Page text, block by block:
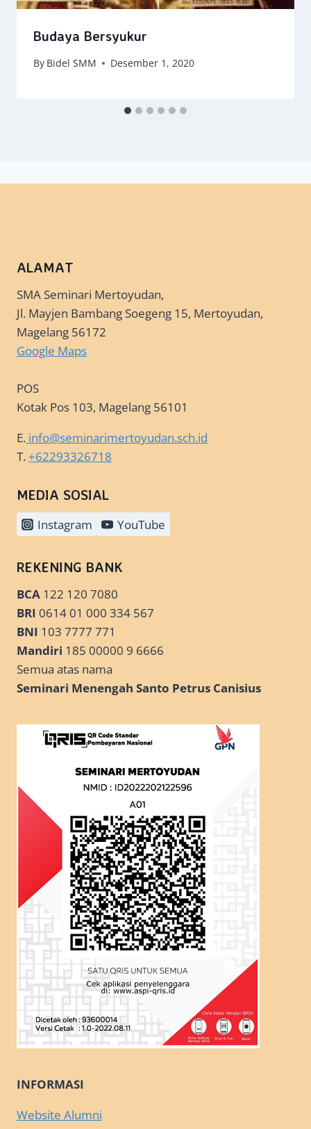
Budaya Bersyukur
By Bidel SMM Desember 1, 2020
ALAMAT
SMA Seminari Mertoyudan,
Jl. Mayjen Bambang Soegeng 15, Mertoyudan,
Magelang 56172
Google Maps
POS
Kotak Pos 103, Magelang 56101
E. info@seminarimertoyudan.sch.id
T.+62293326718
MEDIA SOSIAL
Instagram YouTube
REKENING BANK
BCA 122 120 7080
BRI 0614 01 000 334 567
BNI 103 7777 771
Mandiri 185 00000 9 6666
Semua atas nama
Seminari Menengah Santo Petrus Canisius
INFORMASI
Website Alumni